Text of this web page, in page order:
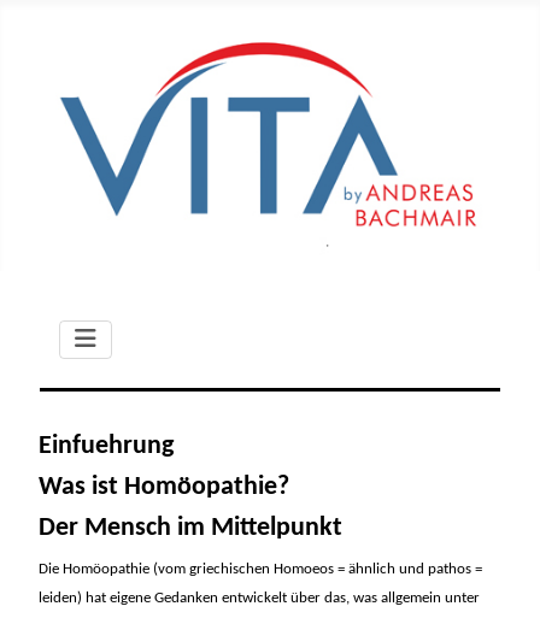
Einfuehrung
Was ist Homöopathie?
Der Mensch im Mittelpunkt
Die Homöopathie (vom griechischen Homoeos = ähnlich und pathos =
leiden) hat eigene Gedanken entwickelt über das, was allgemein unter